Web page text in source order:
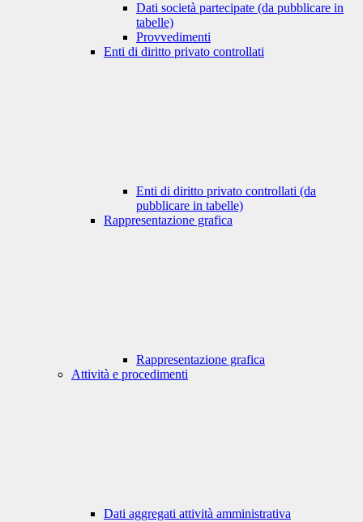
Dati società partecipate (da pubblicare in
tabelle)
Provvedimenti
Enti di diritto privato controllati
Enti di diritto privato controllati (da
pubblicare in tabelle)
Rappresentazione grafica
Rappresentazione grafica
Attività e procedimenti
Dati aggregati attività amministrativa